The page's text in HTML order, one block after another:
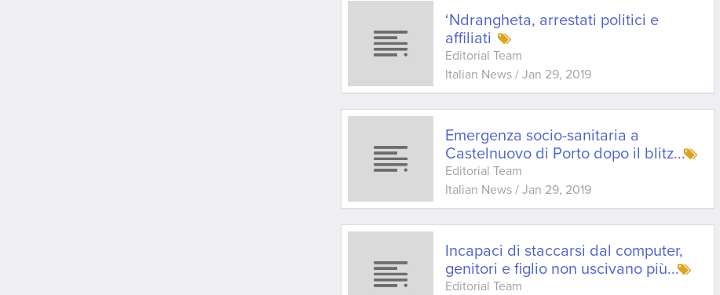
‘Ndrangheta, arrestati politici e
affiliati
Editorial Team
Italian News /Jan 29, 2019
Emergenza socio-sanitaria a
Castelnuovo di Porto dopo il blitz...
Editorial Team
Italian News /Jan 29, 2019
Incapaci di staccarsi dal computer,
genitori e figlio non uscivano più...
Editorial Team